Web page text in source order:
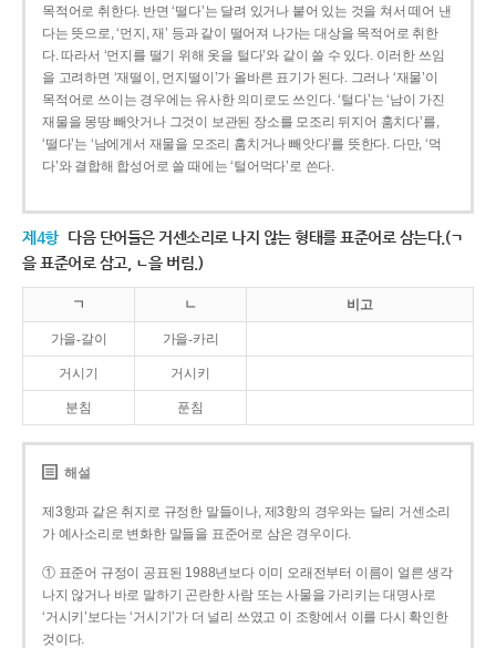
목적어로 취한다. 반면 ‘떨다’는 달려 있거나 붙어 있는 것을 쳐서 떼어 낸
다는 뜻으로, ‘먼지, 재’ 등과 같이 떨어져 나가는 대상을 목적어로 취한
다. 따라서 ‘먼지를 떨기 위해 옷을 털다’와 같이 쓸 수 있다. 이러한 쓰임
을 고려하면 ‘재떨이, 먼지떨이’가 올바른 표기가 된다. 그러나 ‘재물’이
목적어로 쓰이는 경우에는 유사한 의미로도 쓰인다. ‘털다’는 ‘남이 가진
재물을 몽땅 빼앗거나 그것이 보관된 장소를 모조리 뒤지어 훔치다’를,
‘떨다’는 ‘남에게서 재물을 모조리 훔치거나 빼앗다’를 뜻한다. 다만, ‘먹
다’와 결합해 합성어로 쓸 때에는 ‘털어먹다’로 쓴다.
제4항 다음 단어들은 거센소리로 나지 않는 형태를 표준어로 삼는다.(ㄱ
을 표준어로 삼고, ㄴ을 버림.)
ㄱ ㄴ 비고
가을-갈이 가을-카리
거시기 거시키
분침 푼침
해설
제3항과 같은 취지로 규정한 말들이나, 제3항의 경우와는 달리 거센소리
가 예사소리로 변화한 말들을 표준어로 삼은 경우이다.
① 표준어 규정이 공표된 1988년보다 이미 오래전부터 이름이 얼른 생각
나지 않거나 바로 말하기 곤란한 사람 또는 사물을 가리키는 대명사로
‘거시키’보다는 ‘거시기’가 더 널리 쓰였고 이 조항에서 이를 다시 확인한
것이다.